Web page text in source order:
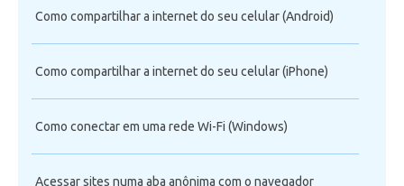
Como compartilhar a internet do seu celular (Android)
Como compartilhar a internet do seu celular (iPhone)
Como conectar em uma rede Wi-Fi (Windows)
Acessar sites numa aba anônima com o navegador